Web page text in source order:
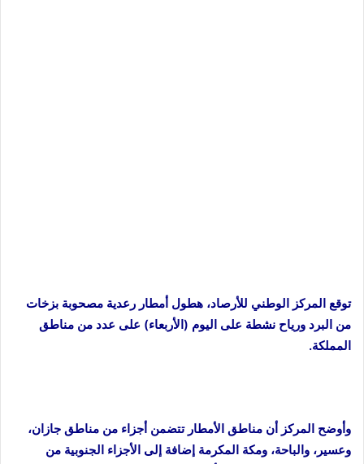
توقع المركز الوطني للأرصاد، هطول أمطار رعدية مصحوبة بزخات
من البرد ورياح نشطة على اليوم (الأربعاء) على عدد من مناطق
المملكة.
وأوضح المركز أن مناطق الأمطار تتضمن أجزاء من مناطق جازان،
وعسير، والباحة، ومكة المكرمة إضافة إلى الأجزاء الجنوبية من